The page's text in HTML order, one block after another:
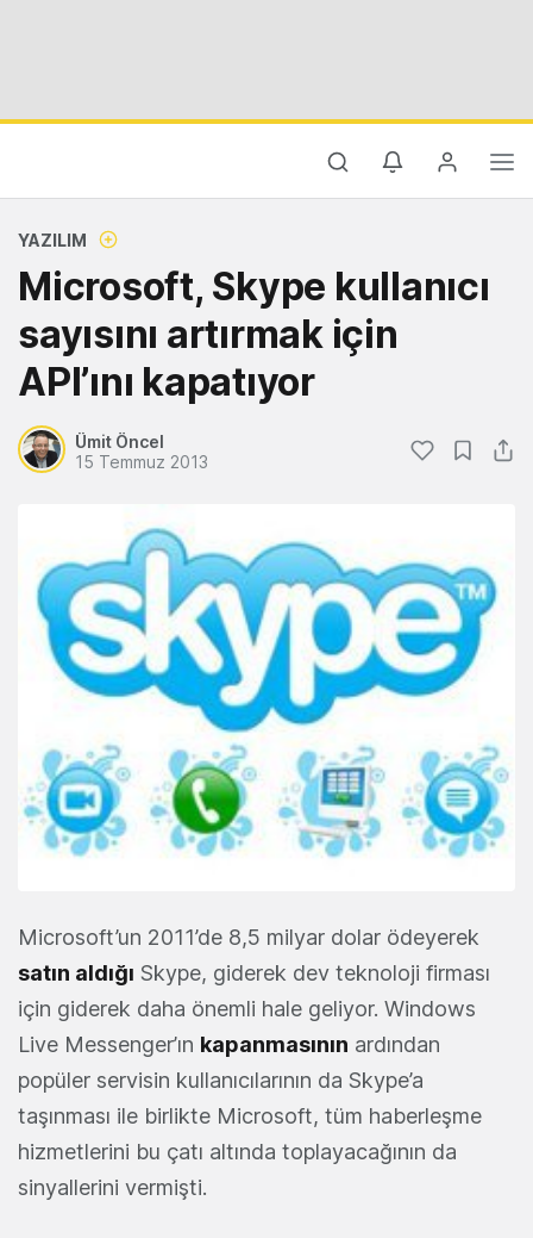
YAZILIM
Microsoft, Skype kullanıcı
sayısını artırmak için
API’ını kapatıyor
Ümit Öncel
15 Temmuz 2013
Microsoft’un 2011’de 8,5 milyar dolar ödeyerek
satın aldığı Skype, giderek dev teknoloji firması
için giderek daha önemli hale geliyor. Windows
Live Messenger’ın kapanmasının ardından
popüler servisin kullanıcılarının da Skype’a
taşınması ile birlikte Microsoft, tüm haberleşme
hizmetlerini bu çatı altında toplayacağının da
sinyallerini vermişti.